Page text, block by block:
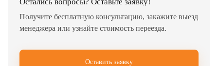
Получите бесплатную консультацию, закажите выезд
менеджера или узнайте стоимость переезда.
Оставить заявку